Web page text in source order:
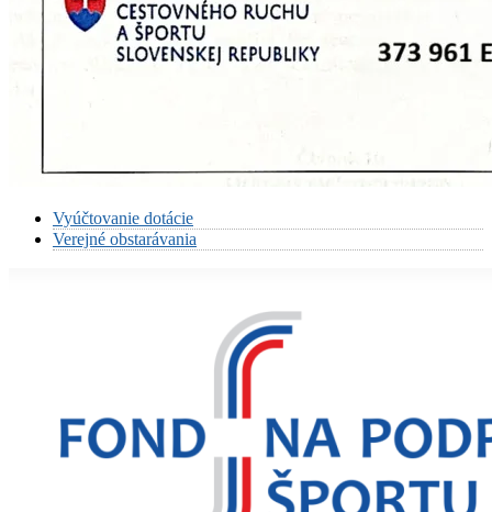
Vyúčtovanie dotácie
Verejné obstarávania